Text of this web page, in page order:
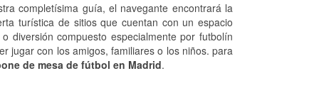
completísima guía, el navegante encontrará la
turística de sitios que cuentan con un espacio
diversión compuesto especialmente por futbolín
jugar con los amigos, familiares o los niños. para
de mesa de fútbol en Madrid.